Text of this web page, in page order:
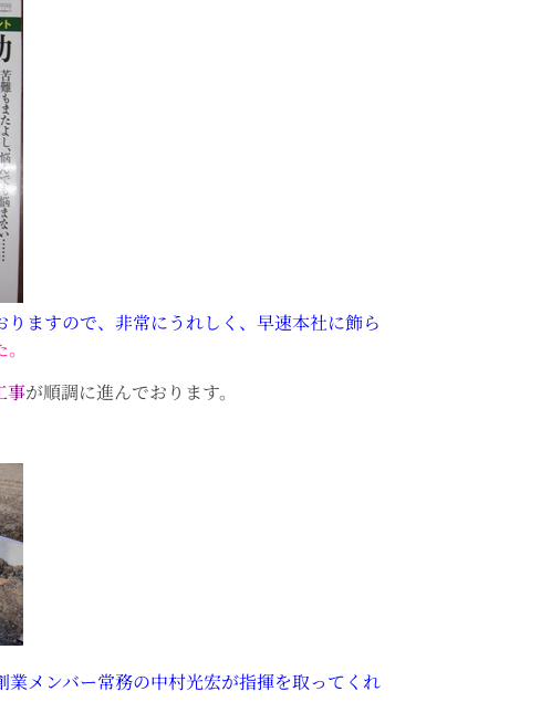
ますので、非常にうれしく、早速本社に飾ら
事が順調に進んでおります。
メンバー常務の中村光宏が指揮を取ってくれ